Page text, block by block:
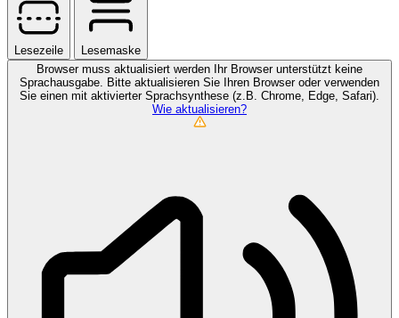
Lesezeile
Lesemaske
Browser muss aktualisiert werden
Ihr Browser unterstützt keine
Sprachausgabe. Bitte aktualisieren Sie Ihren Browser oder verwenden
Sie einen mit aktivierter Sprachsynthese (z.B. Chrome, Edge, Safari).
Wie aktualisieren?